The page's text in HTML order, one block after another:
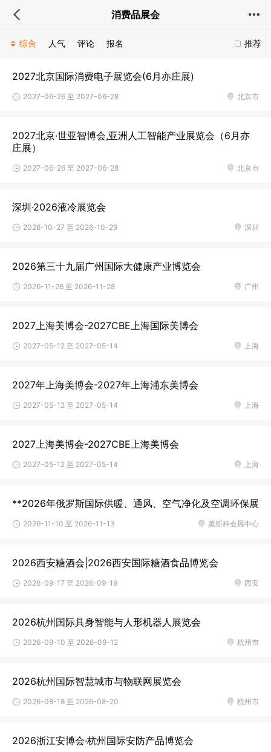
消费品展会
推荐
综合 人气 评论 报名
2027北京国际消费电子展览会(6月亦庄展)
北京市
2027-06-26 至 2027-06-28
2027北京·世亚智博会,亚洲人工智能产业展览会（6月亦
庄展）
北京市
2027-06-26 至 2027-06-28
深圳·2026液冷展览会
深圳
2026-10-27 至 2026-10-29
2026第三十九届广州国际大健康产业博览会
广州
2026-11-26 至 2026-11-28
2027上海美博会-2027CBE上海国际美博会
上海
2027-05-12 至 2027-05-14
2027年上海美博会-2027年上海浦东美博会
上海
2027-05-12 至 2027-05-14
2027上海美博会-2027CBE上海美博会
上海
2027-05-12 至 2027-05-14
**2026年俄罗斯国际供暖、通风、空气净化及空调环保展
莫斯科会展中心
2026-11-10 至 2026-11-13
2026西安糖酒会|2026西安国际糖酒食品博览会
西安
2026-09-17 至 2026-09-19
2026杭州国际具身智能与人形机器人展览会
杭州市
2026-09-10 至 2026-09-12
2026杭州国际智慧城市与物联网展览会
杭州市
2026-08-18 至 2026-08-20
2026浙江安博会·杭州国际安防产品博览会